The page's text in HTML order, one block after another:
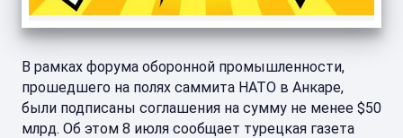
В рамках форума оборонной промышленности,
прошедшего на полях саммита НАТО в Анкаре,
были подписаны соглашения на сумму не менее $50
млрд. Об этом 8 июля сообщает турецкая газета